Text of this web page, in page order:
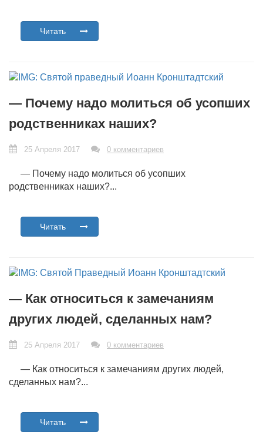
Читать
— Почему надо молиться об усопших
родственниках наших?
25 Апреля 2017 0 комментариев
— Почему надо молиться об усопших
родственниках наших?...
Читать
— Как относиться к замечаниям
других людей, сделанных нам?
25 Апреля 2017 0 комментариев
— Как относиться к замечаниям других людей,
сделанных нам?...
Читать